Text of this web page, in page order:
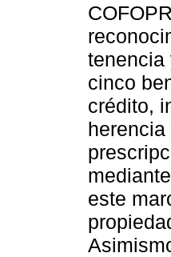
tenencia
cinco
crédito,
este